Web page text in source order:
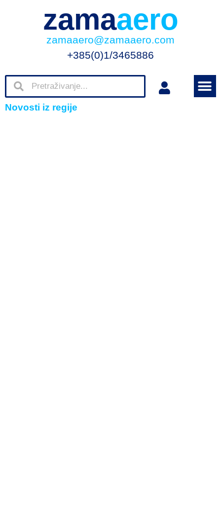
zamaaero
zamaaero@zamaaero.com
+385(0)1/3465886
Novosti iz regije